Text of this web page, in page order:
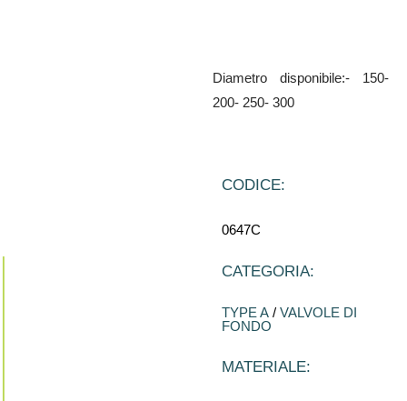
Diametro disponibile:- 150-
200- 250- 300
CODICE:
0647C
CATEGORIA:
TYPE A / VALVOLE DI
FONDO
MATERIALE: